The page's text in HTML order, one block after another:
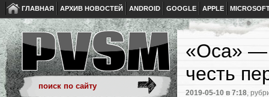
ГЛАВНАЯ АРХИВ НОВОСТЕЙ ANDROID GOOGLE APPLE
«Оса» —
честь
2019-05-10 в 7:18,